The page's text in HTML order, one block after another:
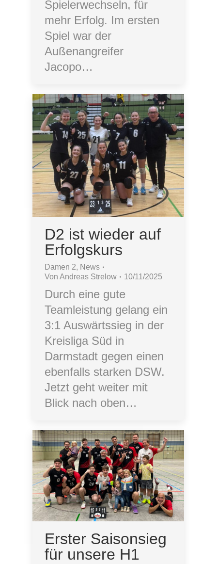
Spielerwechseln, für
mehr Erfolg. Im ersten
Spiel war der
Außenangreifer
Jacopo…
D2 ist wieder auf
Erfolgskurs
Damen 2, News
Von Andreas Strelow 10/11/2025
Durch eine gute
Teamleistung gelang ein
3:1 Auswärtssieg in der
Kreisliga Süd in
Darmstadt gegen einen
ebenfalls starken DSW.
Jetzt geht weiter mit
Blick nach oben…
Erster Saisonsieg
für unsere H1